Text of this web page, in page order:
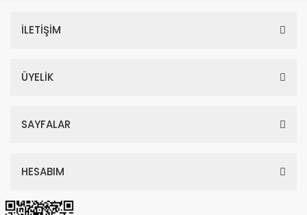
İLETİŞİM
ÜYELİK
SAYFALAR
HESABIM